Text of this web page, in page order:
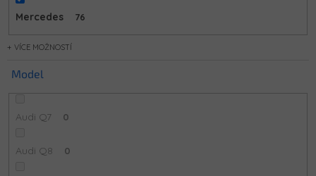
Mercedes 76
MOŽNOSTÍ
Model
Audi Q7 0
Audi Q8 0